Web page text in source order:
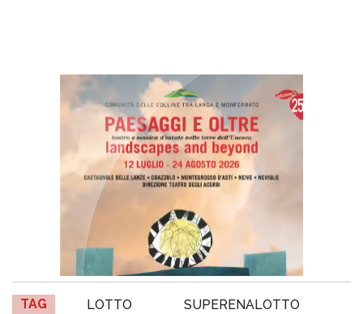
TAG LOTTO
SUPERENALOTTO